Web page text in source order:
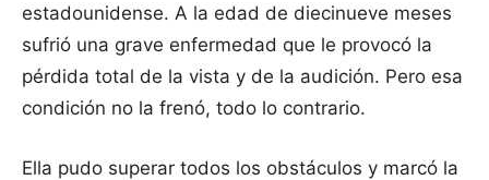
estadounidense. A la edad de diecinueve meses
sufrió una grave enfermedad que le provocó la
pérdida total de la vista y de la audición.​ Pero esa
condición no la frenó, todo lo contrario.
Ella pudo superar todos los obstáculos y marcó la